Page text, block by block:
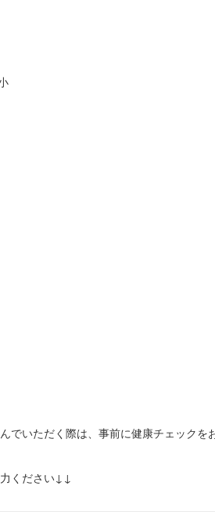
でいただく際は、事前に健康チェック
ください↓↓